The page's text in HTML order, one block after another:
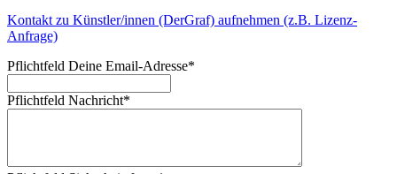
Kontakt zu Künstler/innen (DerGraf) aufnehmen (z.B. Lizenz-
Anfrage)
Pflichtfeld Deine Email-Adresse*
Pflichtfeld Nachricht*